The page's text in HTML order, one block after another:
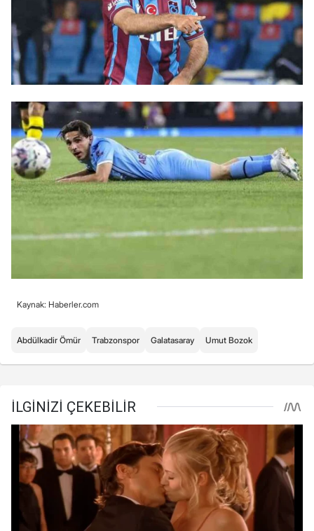
Kaynak: Haberler.com
Abdülkadir Ömür Trabzonspor Galatasaray Umut Bozok